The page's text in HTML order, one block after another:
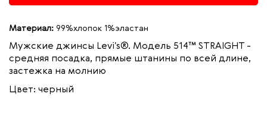
Материал: 99%хлопок 1%эластан
Мужские джинсы Levi's®. Модель 514™ STRAIGHT -
средняя посадка, прямые штанины по всей длине,
застежка на молнию
Цвет: черный